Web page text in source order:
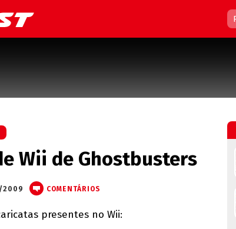
Wii de Ghostbusters
2009 COMENTÁRIOS
presentes no Wii: